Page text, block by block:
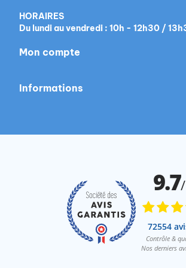
HORAIRES
Du lundi au vendredi : 10h - 12h30 /
Mon compte
Informations